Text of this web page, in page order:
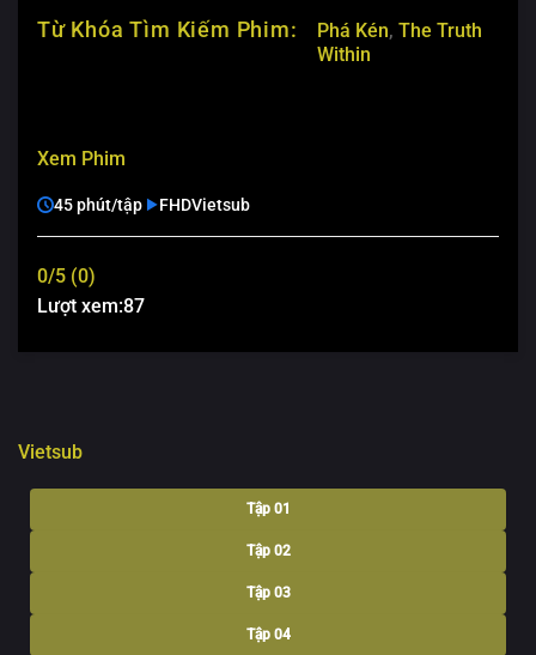
Từ Khóa Tìm Kiếm Phim: Phá Kén, The Truth
Within
Xem Phim
45 phút/tập FHDVietsub
0/5 (0)
Lượt xem:87
Vietsub
Tập 01
Tập 02
Tập 03
Tập 04